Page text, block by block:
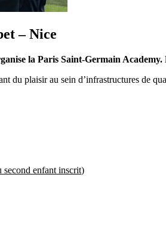
– Nice
la Paris Saint-Germain
du plaisir au sein d’infrastructures de
second enfant inscrit)